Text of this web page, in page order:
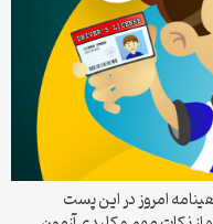
امروز در این پست